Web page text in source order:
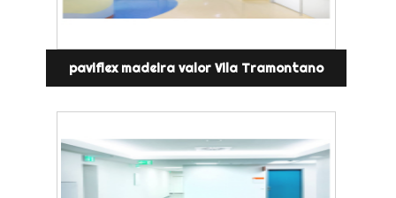
paviflex madeira valor Vila Tramontano